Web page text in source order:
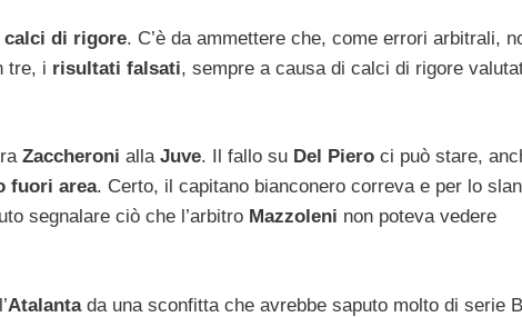
calci di rigore. C’è da ammettere che, come errori arbitrali,
tre, i risultati falsati, sempre a causa di calci di rigore
Zaccheroni alla Juve. Il fallo su Del Piero ci può stare,
fuori area. Certo, il capitano bianconero correva e per lo
segnalare ciò che l’arbitro Mazzoleni non poteva vedere
Atalanta da una sconfitta che avrebbe saputo molto di serie